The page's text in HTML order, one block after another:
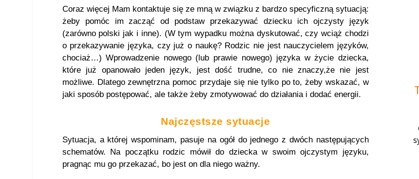
Coraz więcej Mam kontaktuje się ze mną w związku z bardzo specyficzną sytuacją:
żeby pomóc im zacząć od podstaw przekazywać dziecku ich ojczysty język
(zarówno polski jak i inne). (W tym wypadku można dyskutować, czy wciąż chodzi
o przekazywanie języka, czy już o naukę? Rodzic nie jest nauczycielem języków,
chociaż…) Wprowadzenie nowego (lub prawie nowego) języka w życie dziecka,
które już opanowało jeden język, jest dość trudne, co nie znaczy,że nie jest
możliwe. Dlatego zewnętrzna pomoc przydaje się nie tylko po to, żeby wskazać, w
jaki sposób postępować, ale także żeby zmotywować do działania i dodać energii.
Najczęstsze sytuacje
Sytuacja, a której wspominam, pasuje na ogół do jednego z dwóch następujących
schematów. Na początku rodzic mówił do dziecka w swoim ojczystym języku,
pragnąc mu go przekazać, bo jest on dla niego ważny.